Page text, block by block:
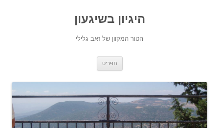
היגיון בשיגעון
הטור המקוון של זאב גלילי
תפריט